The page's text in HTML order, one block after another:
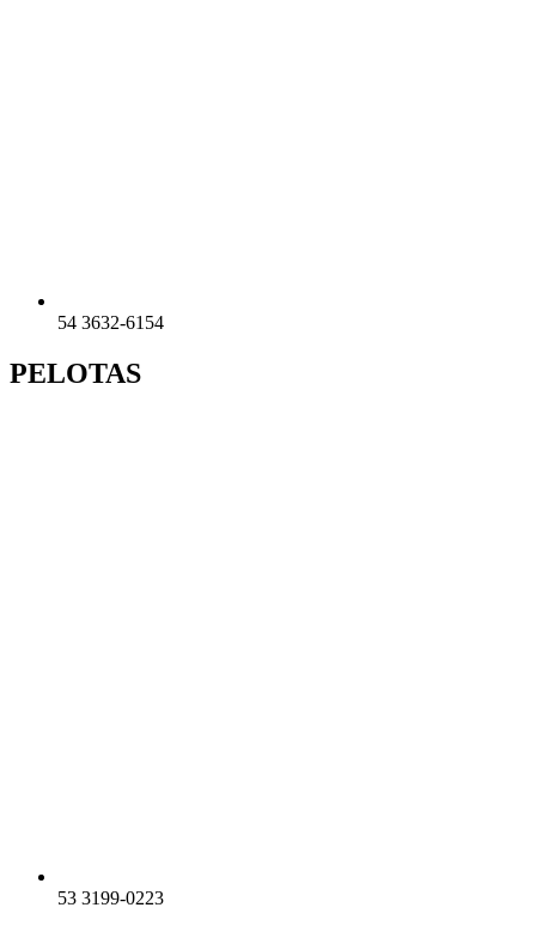
54 3632-6154
PELOTAS
53 3199-0223